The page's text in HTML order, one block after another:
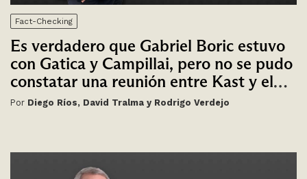
Fact-Checking
Es verdadero que Gabriel Boric estuvo
con Gatica y Campillai, pero no se pudo
constatar una reunión entre Kast y el
carabinero Patricio Maturana
Por Diego Ríos, David Tralma y Rodrigo Verdejo